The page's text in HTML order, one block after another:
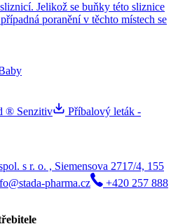
Jelikož se buňky této sliznice
poranění v těchto místech se
® Senzitiv
Příbalový leták -
s r. o. , Siemensova 2717/4, 155
pharma.cz
+420 257 888